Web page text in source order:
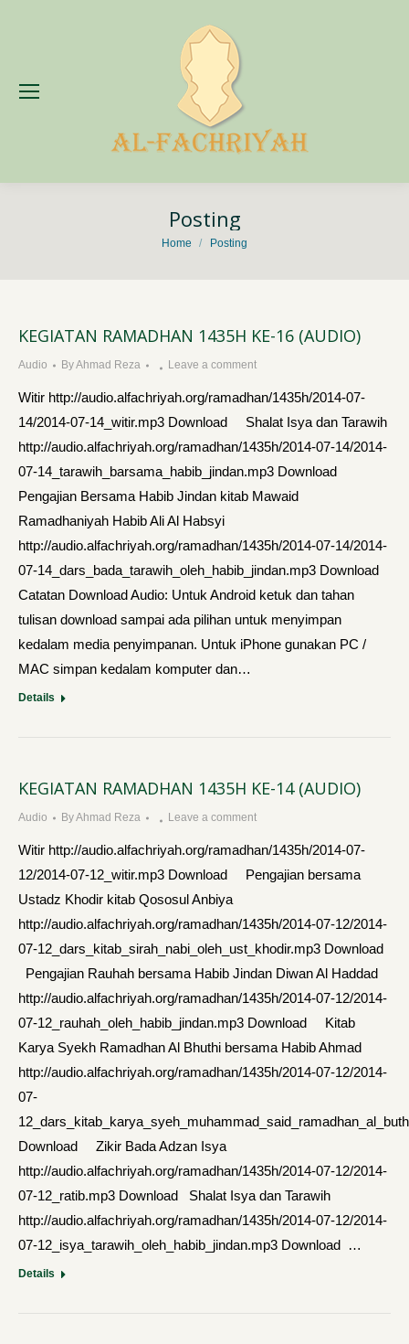
Posting
You are here:
Home Posting
KEGIATAN RAMADHAN 1435H KE-16 (AUDIO)
Audio ByAhmad Reza Leave a comment
Witir http://audio.alfachriyah.org/ramadhan/1435h/2014-07-
14/2014-07-14_witir.mp3 Download Shalat Isya dan Tarawih
http://audio.alfachriyah.org/ramadhan/1435h/2014-07-14/2014-
07-14_tarawih_barsama_habib_jindan.mp3 Download
Pengajian Bersama Habib Jindan kitab Mawaid
Ramadhaniyah Habib Ali Al Habsyi
http://audio.alfachriyah.org/ramadhan/1435h/2014-07-14/2014-
07-14_dars_bada_tarawih_oleh_habib_jindan.mp3 Download
Catatan Download Audio: Untuk Android ketuk dan tahan
tulisan download sampai ada pilihan untuk menyimpan
kedalam media penyimpanan. Untuk iPhone gunakan PC /
MAC simpan kedalam komputer dan…
Details
KEGIATAN RAMADHAN 1435H KE-14 (AUDIO)
Audio ByAhmad Reza Leave a comment
Witir http://audio.alfachriyah.org/ramadhan/1435h/2014-07-
12/2014-07-12_witir.mp3 Download Pengajian bersama
Ustadz Khodir kitab Qososul Anbiya
http://audio.alfachriyah.org/ramadhan/1435h/2014-07-12/2014-
07-12_dars_kitab_sirah_nabi_oleh_ust_khodir.mp3 Download
Pengajian Rauhah bersama Habib Jindan Diwan Al Haddad
http://audio.alfachriyah.org/ramadhan/1435h/2014-07-12/2014-
07-12_rauhah_oleh_habib_jindan.mp3 Download Kitab
Karya Syekh Ramadhan Al Bhuthi bersama Habib Ahmad
http://audio.alfachriyah.org/ramadhan/1435h/2014-07-12/2014-
07-
Download Zikir Bada Adzan Isya
http://audio.alfachriyah.org/ramadhan/1435h/2014-07-12/2014-
07-12_ratib.mp3 Download Shalat Isya dan Tarawih
http://audio.alfachriyah.org/ramadhan/1435h/2014-07-12/2014-
07-12_isya_tarawih_oleh_habib_jindan.mp3 Download …
Details